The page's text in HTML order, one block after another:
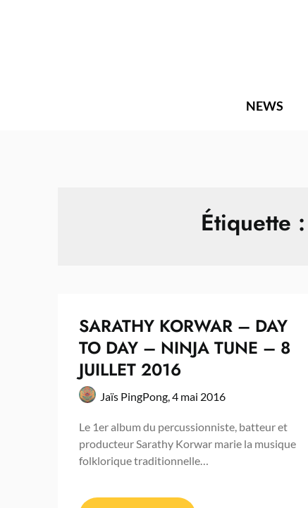
NEWS
Étiquette :
SARATHY KORWAR – DAY
TO DAY – NINJA TUNE – 8
JUILLET 2016
Jaïs PingPong,4 mai 2016
Le 1er album du percussionniste, batteur et
producteur Sarathy Korwar marie la musique
folklorique traditionnelle…